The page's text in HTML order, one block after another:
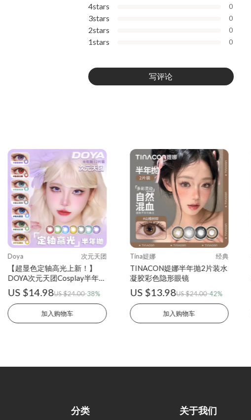
1stars 0
2stars 0
3stars 0
4stars 0
写评论
Doya 次元天团
【超显色定轴高光上新！】
DOYA次元天团Cosplay半年抛
2片装水凝胶彩色隐形眼镜
US $14.98US $24.00-38%
加入购物车
Tina媞娜 经典
TINACON媞娜半年抛2片装水
凝胶彩色隐形眼镜
US $13.98US $24.00-42%
加入购物车
分类 关于我们